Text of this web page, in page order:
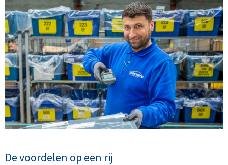
De voordelen op een rij